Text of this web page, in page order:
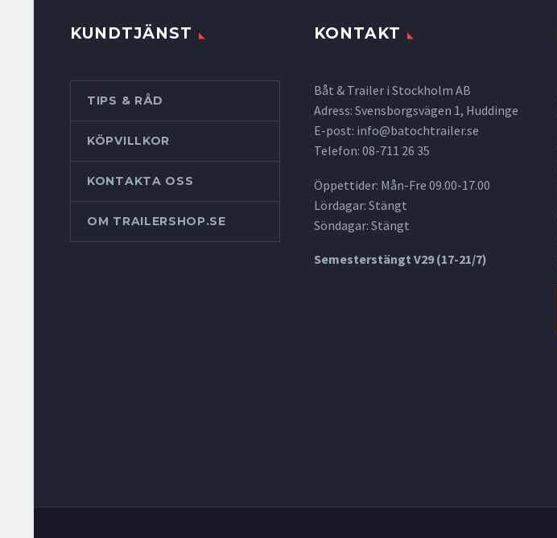
KUNDTJÄNST
TIPS & RÅD
KÖPVILLKOR
KONTAKTA OSS
OM TRAILERSHOP.SE
KONTAKT
Båt & Trailer i Stockholm AB
Adress: Svensborgsvägen 1, Huddinge
E-post: info@batochtrailer.se
Telefon: 08-711 26 35
Öppettider: Mån-Fre 09.00-17.00
Lördagar: Stängt
Söndagar: Stängt
Semesterstängt V29 (17-21/7)